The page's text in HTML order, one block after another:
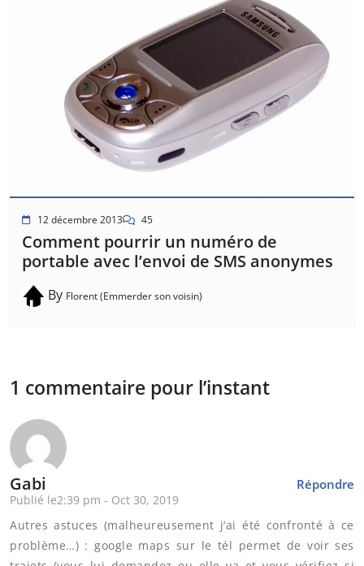
12 décembre 2013 45
Comment pourrir un numéro de
portable avec l’envoi de SMS anonymes
By Florent (Emmerder son voisin)
1 commentaire pour l’instant
Répondre
Gabi
Publié le2:39 pm - Oct 30, 2019
Autres astuces (malheureusement j’ai été confronté à ce
problème…) : google maps sur le tél permet de voir ses